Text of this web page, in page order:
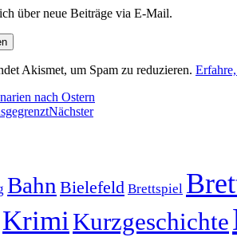
über neue Beiträge via E-Mail.
Akismet, um Spam zu reduzieren.
nach Ostern
Nächster
Bahn Bielefeld Brettspiel
KrimiKurzgeschichte